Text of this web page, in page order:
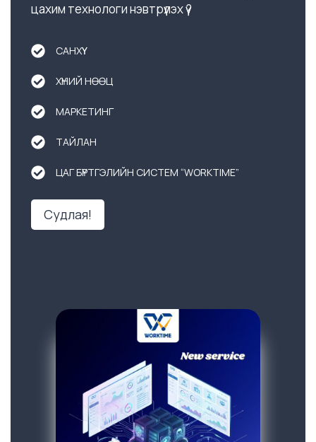
цахим технологи нэвтрүүлэх үү?
САНХҮҮ
ХҮНИЙ НӨӨЦ
МАРКЕТИНГ
ТАЙЛАН
ЦАГ БҮРТГЭЛИЙН СИСТЕМ “WORKTIME”
Судлая!